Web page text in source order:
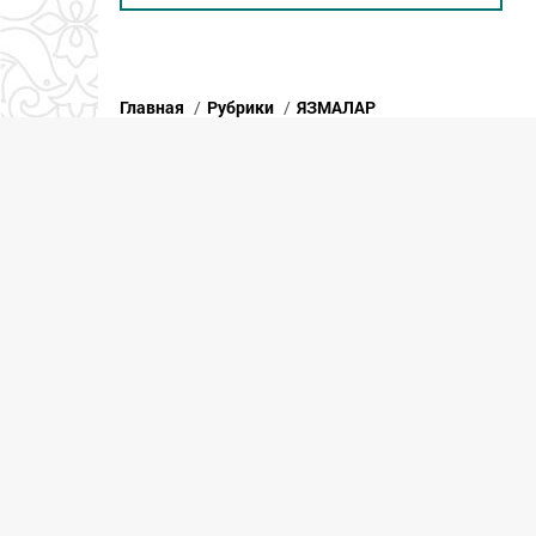
Главная / Рубрики / ЯЗМАЛАР